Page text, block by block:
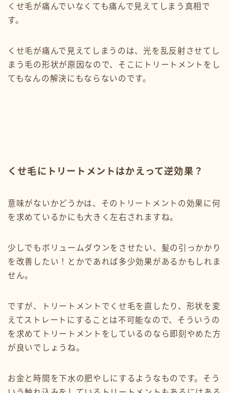
くせ毛が痛んでいなくても痛んで見えてしまう真相で
す。
くせ毛が痛んで見えてしまうのは、光を乱反射させてし
まう毛の形状が原因なので、そこにトリートメントをし
てもなんの解決にもならないのです。
くせ毛にトリートメントはかえって逆効果？
意味がないかどうかは、そのトリートメントの効果に何
を求めているかにも大きく左右されますね。
少しでもボリュームダウンをさせたい、髪の引っかかり
を改善したい！とかであれば多少効果があるかもしれま
せん。
ですが、トリートメントでくせ毛を直したり、形状を変
えてストレートにすることは不可能なので、そういうの
を求めてトリートメントをしているのなら即刻やめた方
が良いでしょうね。
お金と時間を下水の肥やしにするようなものです。そう